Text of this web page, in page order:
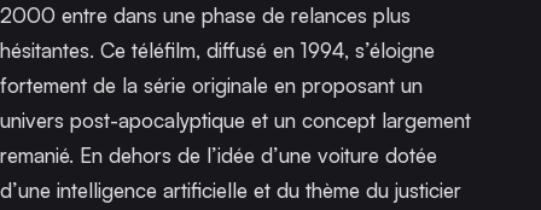
2000 entre dans une phase de relances plus
hésitantes. Ce téléfilm, diffusé en 1994, s’éloigne
fortement de la série originale en proposant un
univers post-apocalyptique et un concept largement
remanié. En dehors de l’idée d’une voiture dotée
d’une intelligence artificielle et du thème du justicier